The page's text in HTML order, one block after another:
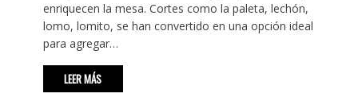
enriquecen la mesa. Cortes como la paleta, lechón,
lomo, lomito, se han convertido en una opción ideal
para agregar…
LEER MÁS